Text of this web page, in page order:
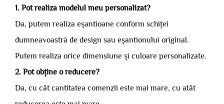
1. Pot realiza modelul meu personalizat?
Da, putem realiza eșantioane conform schiței
dumneavoastră de design sau eșantionului original.
Putem realiza orice dimensiune și culoare personalizate.
2. Pot obține o reducere?
Da, cu cât cantitatea comenzii este mai mare, cu atât